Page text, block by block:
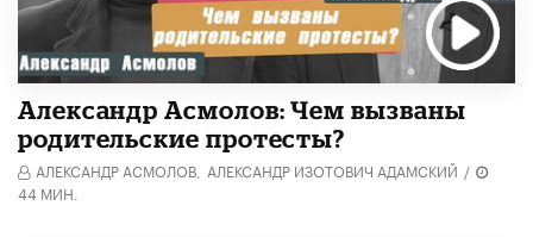
Александр Асмолов: Чем вызваны
родительские протесты?
АЛЕКСАНДР АСМОЛОВ, АЛЕКСАНДР ИЗОТОВИЧ АДАМСКИЙ /
44 МИН.